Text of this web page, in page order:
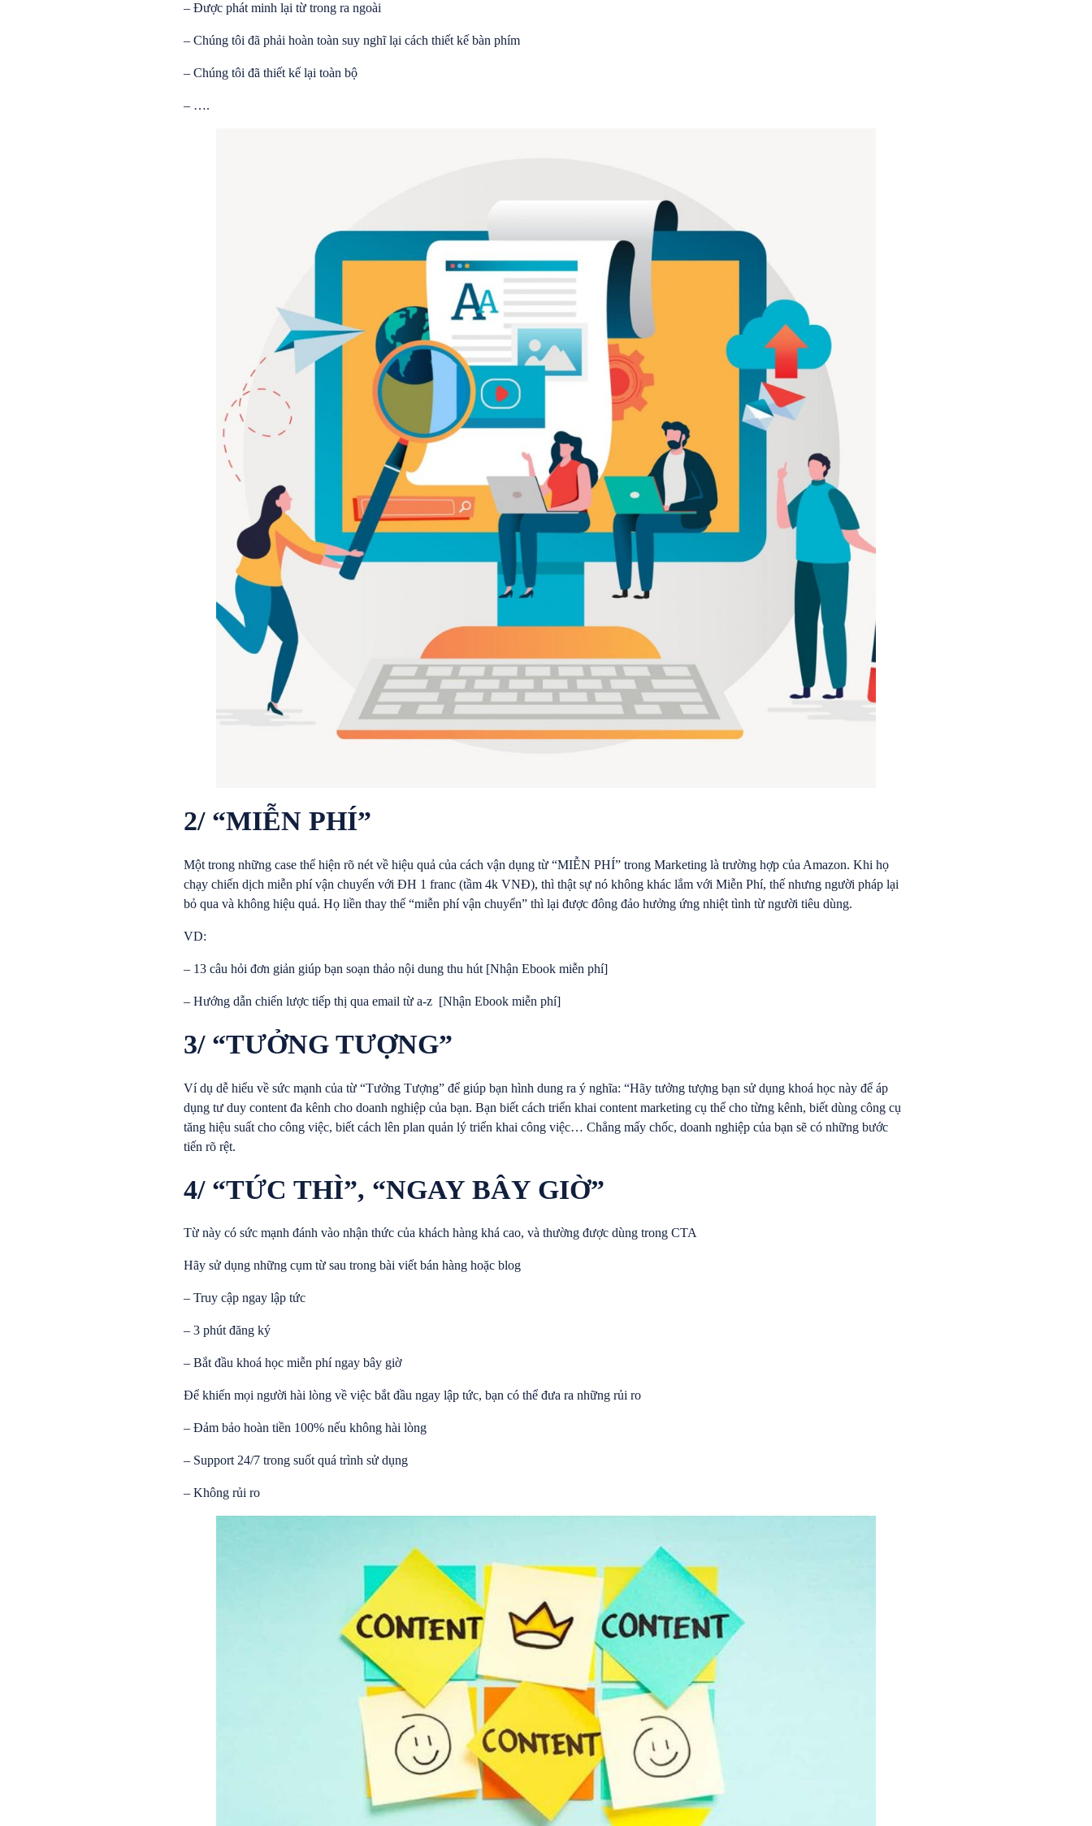
– Được phát minh lại từ trong ra ngoài
– Chúng tôi đã phải hoàn toàn suy nghĩ lại cách thiết kế bàn phím
– Chúng tôi đã thiết kế lại toàn bộ
– ….
2/ “MIỄN PHÍ”
Một trong những case thể hiện rõ nét về hiệu quả của cách vận dụng từ “MIỄN PHÍ” trong Marketing là trường hợp của Amazon. Khi họ
chạy chiến dịch miễn phí vận chuyển với ĐH 1 franc (tầm 4k VNĐ), thì thật sự nó không khác lắm với Miễn Phí, thế nhưng người pháp lại
bỏ qua và không hiệu quả. Họ liền thay thế “miễn phí vận chuyển” thì lại được đông đảo hưởng ứng nhiệt tình từ người tiêu dùng.
VD:
– 13 câu hỏi đơn giản giúp bạn soạn thảo nội dung thu hút [Nhận Ebook miễn phí]
– Hướng dẫn chiến lược tiếp thị qua email từ a-z [Nhận Ebook miễn phí]
3/ “TƯỞNG TƯỢNG”
Ví dụ dễ hiểu về sức mạnh của từ “Tưởng Tượng” để giúp bạn hình dung ra ý nghĩa: “Hãy tưởng tượng bạn sử dụng khoá học này để áp
dụng tư duy content đa kênh cho doanh nghiệp của bạn. Bạn biết cách triển khai content marketing cụ thể cho từng kênh, biết dùng công cụ
tăng hiệu suất cho công việc, biết cách lên plan quản lý triển khai công việc… Chẳng mấy chốc, doanh nghiệp của bạn sẽ có những bước
tiến rõ rệt.
4/ “TỨC THÌ”, “NGAY BÂY GIỜ”
Từ này có sức mạnh đánh vào nhận thức của khách hàng khá cao, và thường được dùng trong CTA
Hãy sử dụng những cụm từ sau trong bài viết bán hàng hoặc blog
– Truy cập ngay lập tức
– 3 phút đăng ký
– Bắt đầu khoá học miễn phí ngay bây giờ
Để khiến mọi người hài lòng về việc bắt đầu ngay lập tức, bạn có thể đưa ra những rủi ro
– Đảm bảo hoàn tiền 100% nếu không hài lòng
– Support 24/7 trong suốt quá trình sử dụng
– Không rủi ro